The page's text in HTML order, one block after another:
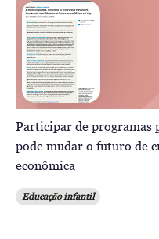
Participar de programas
pode mudar o futuro de
econômica
Educação infantil